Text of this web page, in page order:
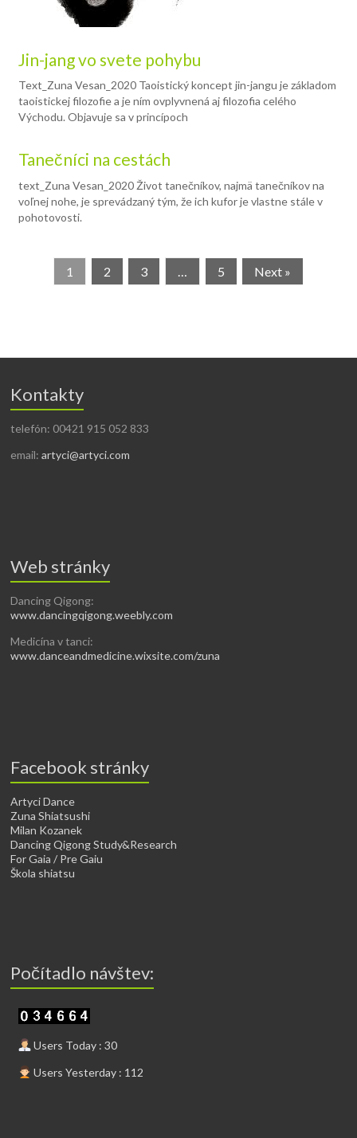
Jin-jang vo svete pohybu
Text_Zuna Vesan_2020 Taoistický koncept jin-jangu je základom
taoistickej filozofie a je ním ovplyvnená aj filozofia celého
Východu. Objavuje sa v princípoch
Tanečníci na cestách
text_Zuna Vesan_2020 Život tanečníkov, najmä tanečníkov na
voľnej nohe, je sprevádzaný tým, že ich kufor je vlastne stále v
pohotovosti.
1 2 3 … 5 Next »
Kontakty
telefón: 00421 915 052 833
email:artyci@artyci.com
Web stránky
Dancing Qigong:
www.dancingqigong.weebly.com
Medicína v tanci:
www.danceandmedicine.wixsite.com/zuna
Facebook stránky
Artyci Dance
Zuna Shiatsushi
Milan Kozanek
Dancing Qigong Study&Research
For Gaia / Pre Gaiu
Škola shiatsu
Počítadlo návštev:
Users Today : 30
Users Yesterday : 112